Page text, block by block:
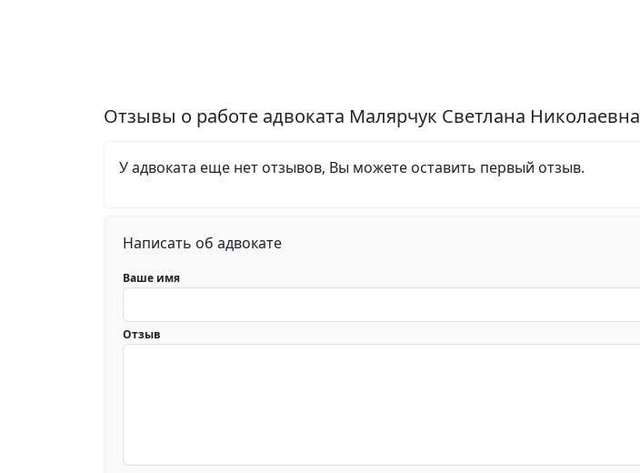
Отзывы о работе адвоката Малярчук Светлана Николаевна
У адвоката еще нет отзывов, Вы можете оставить первый отзыв.
Написать об адвокате
Ваше имя
Отзыв